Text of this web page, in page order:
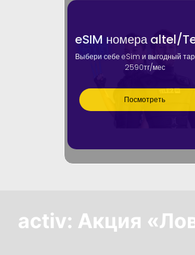
eSIM номера altel/
Выбери себе eSim и выгодный
2590тг/мес
Посмотреть
activ: Акция